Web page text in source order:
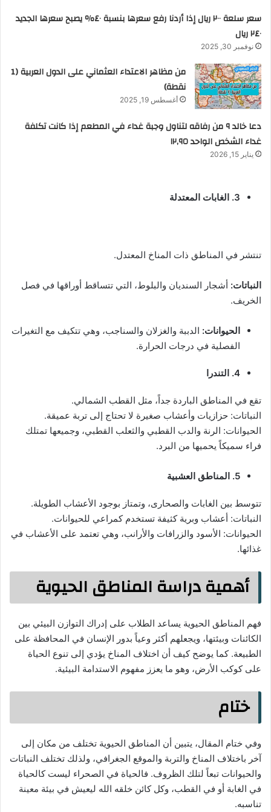
سعر سلعة ٢٠٠ ريال إذا أردنا رفع سعرها بنسبة ٤٠٪ يصبح سعرها الجديد
٢٤٠ ريال
نوفمبر 30, 2025
من مظاهر الاعتداء العثماني على الدول العربية (1
نقطة)
أغسطس 19, 2025
دعا خالد ٩ من رفاقه لتناول وجبة غداء في المطعم إذا كانت تكلفة
غداء الشخص الواحد ١٢,٩٥
يناير 15, 2026
3. الغابات المعتدلة
تنتشر في المناطق ذات المناخ المعتدل.
النباتات: أشجار السنديان والبلوط، التي تتساقط أوراقها في فصل
الخريف.
الحيوانات: الدببة والغزلان والسناجب، وهي تتكيف مع التغيرات
الفصلية في درجات الحرارة.
4. التندرا
تقع في المناطق الباردة جداً، مثل القطب الشمالي.
النباتات: حزازيات وأعشاب صغيرة لا تحتاج إلى تربة عميقة.
الحيوانات: الرنة والدب القطبي والثعلب القطبي، وجميعها تمتلك
فراء سميكاً يحميها من البرد.
5. المناطق العشبية
تتوسط بين الغابات والصحارى، وتمتاز بوجود الأعشاب الطويلة.
النباتات: أعشاب وبرية كثيفة تستخدم كمراعي للحيوانات.
الحيوانات: الأسود والزرافات والأرانب، وهي تعتمد على الأعشاب في
غذائها.
أهمية دراسة المناطق الحيوية
فهم المناطق الحيوية يساعد الطلاب على إدراك التوازن البيئي بين
الكائنات وبيئتها، ويجعلهم أكثر وعياً بدور الإنسان في المحافظة على
الطبيعة. كما يوضح كيف أن اختلاف المناخ يؤدي إلى تنوع الحياة
على كوكب الأرض، وهو ما يعزز مفهوم الاستدامة البيئية.
ختام
وفي ختام المقال، يتبين أن المناطق الحيوية تختلف من مكان إلى
آخر باختلاف المناخ والتربة والموقع الجغرافي، ولذلك تختلف النباتات
والحيوانات تبعاً لتلك الظروف. فالحياة في الصحراء ليست كالحياة
في الغابة أو في القطب، وكل كائن خلقه الله ليعيش في بيئة معينة
تناسبه.